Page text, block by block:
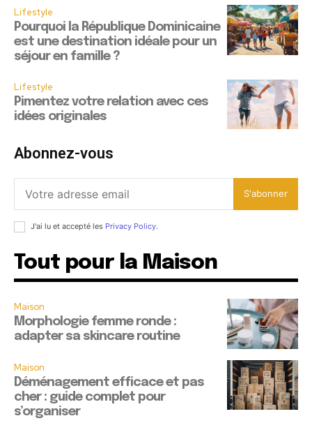
Lifestyle
Pourquoi la République Dominicaine
est une destination idéale pour un
séjour en famille ?
Lifestyle
Pimentez votre relation avec ces
idées originales
Abonnez-vous
S'abonner
J'ai lu et accepté les Privacy Policy.
Tout pour la Maison
Maison
Morphologie femme ronde :
adapter sa skincare routine
Maison
Déménagement efficace et pas
cher : guide complet pour
s’organiser